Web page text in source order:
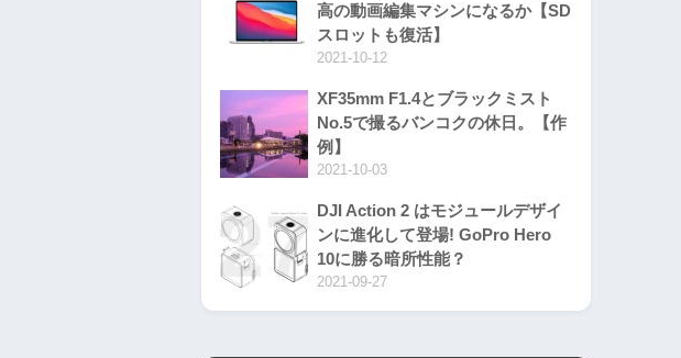
高の動画編集マシンになるか【SD
スロットも復活】
2021-10-12
XF35mm F1.4とブラックミスト
No.5で撮るバンコクの休日。【作
例】
2021-10-03
DJI Action 2 はモジュールデザイ
ンに進化して登場! GoPro Hero
10に勝る暗所性能？
2021-09-27